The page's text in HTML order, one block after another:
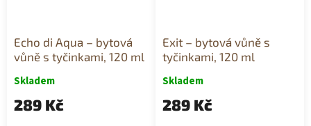
Echo di Aqua – bytová
vůně s tyčinkami, 120 ml
Skladem
289 Kč
Exit – bytová vůně s
tyčinkami, 120 ml
Skladem
289 Kč